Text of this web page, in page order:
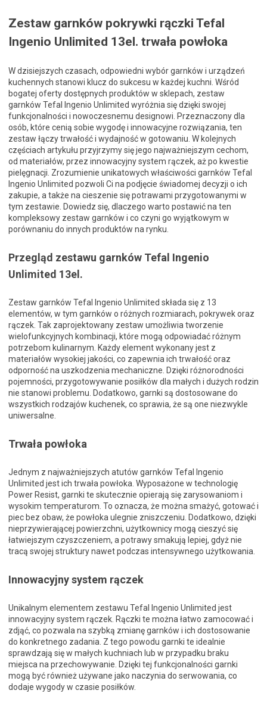
Zestaw garnków pokrywki rączki Tefal
Ingenio Unlimited 13el. trwała powłoka
W dzisiejszych czasach, odpowiedni wybór garnków i urządzeń
kuchennych stanowi klucz do sukcesu w każdej kuchni. Wśród
bogatej oferty dostępnych produktów w sklepach, zestaw
garnków Tefal Ingenio Unlimited wyróżnia się dzięki swojej
funkcjonalności i nowoczesnemu designowi. Przeznaczony dla
osób, które cenią sobie wygodę i innowacyjne rozwiązania, ten
zestaw łączy trwałość i wydajność w gotowaniu. W kolejnych
częściach artykułu przyjrzymy się jego najważniejszym cechom,
od materiałów, przez innowacyjny system rączek, aż po kwestie
pielęgnacji. Zrozumienie unikatowych właściwości garnków Tefal
Ingenio Unlimited pozwoli Ci na podjęcie świadomej decyzji o ich
zakupie, a także na cieszenie się potrawami przygotowanymi w
tym zestawie. Dowiedz się, dlaczego warto postawić na ten
kompleksowy zestaw garnków i co czyni go wyjątkowym w
porównaniu do innych produktów na rynku.
Przegląd zestawu garnków Tefal Ingenio
Unlimited 13el.
Zestaw garnków Tefal Ingenio Unlimited składa się z 13
elementów, w tym garnków o różnych rozmiarach, pokrywek oraz
rączek. Tak zaprojektowany zestaw umożliwia tworzenie
wielofunkcyjnych kombinacji, które mogą odpowiadać różnym
potrzebom kulinarnym. Każdy element wykonany jest z
materiałów wysokiej jakości, co zapewnia ich trwałość oraz
odporność na uszkodzenia mechaniczne. Dzięki różnorodności
pojemności, przygotowywanie posiłków dla małych i dużych rodzin
nie stanowi problemu. Dodatkowo, garnki są dostosowane do
wszystkich rodzajów kuchenek, co sprawia, że są one niezwykle
uniwersalne.
Trwała powłoka
Jednym z najważniejszych atutów garnków Tefal Ingenio
Unlimited jest ich trwała powłoka. Wyposażone w technologię
Power Resist, garnki te skutecznie opierają się zarysowaniom i
wysokim temperaturom. To oznacza, że można smażyć, gotować i
piec bez obaw, że powłoka ulegnie zniszczeniu. Dodatkowo, dzięki
nieprzywierającej powierzchni, użytkownicy mogą cieszyć się
łatwiejszym czyszczeniem, a potrawy smakują lepiej, gdyż nie
tracą swojej struktury nawet podczas intensywnego użytkowania.
Innowacyjny system rączek
Unikalnym elementem zestawu Tefal Ingenio Unlimited jest
innowacyjny system rączek. Rączki te można łatwo zamocować i
zdjąć, co pozwala na szybką zmianę garnków i ich dostosowanie
do konkretnego zadania. Z tego powodu garnki te idealnie
sprawdzają się w małych kuchniach lub w przypadku braku
miejsca na przechowywanie. Dzięki tej funkcjonalności garnki
mogą być również używane jako naczynia do serwowania, co
dodaje wygody w czasie posiłków.